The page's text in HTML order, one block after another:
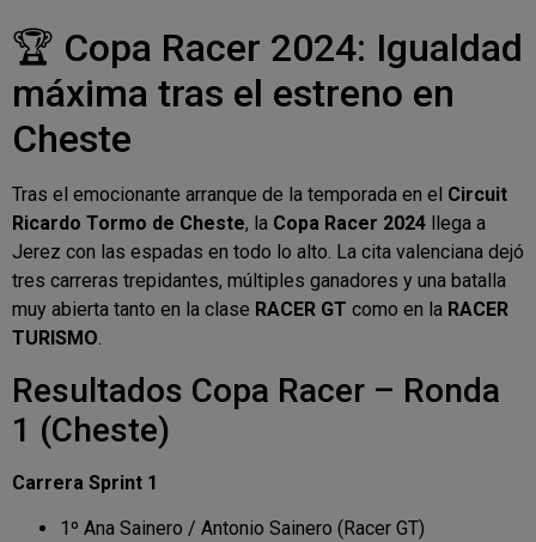
🏆 Copa Racer 2024: Igualdad
máxima tras el estreno en
Cheste
Tras el emocionante arranque de la temporada en el Circuit
Ricardo Tormo de Cheste, la Copa Racer 2024 llega a
Jerez con las espadas en todo lo alto. La cita valenciana dejó
tres carreras trepidantes, múltiples ganadores y una batalla
muy abierta tanto en la clase RACER GT como en la RACER
TURISMO.
Resultados Copa Racer – Ronda
1 (Cheste)
Carrera Sprint 1
1º Ana Sainero / Antonio Sainero (Racer GT)